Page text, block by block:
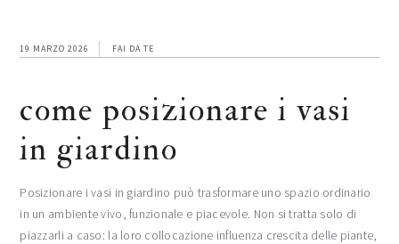
19 MARZO 2026 FAI DA TE
come posizionare i vasi
in giardino​
Posizionare i vasi in giardino può trasformare uno spazio ordinario
in un ambiente vivo, funzionale e piacevole. Non si tratta solo di
piazzarli a caso: la loro collocazione influenza crescita delle piante,